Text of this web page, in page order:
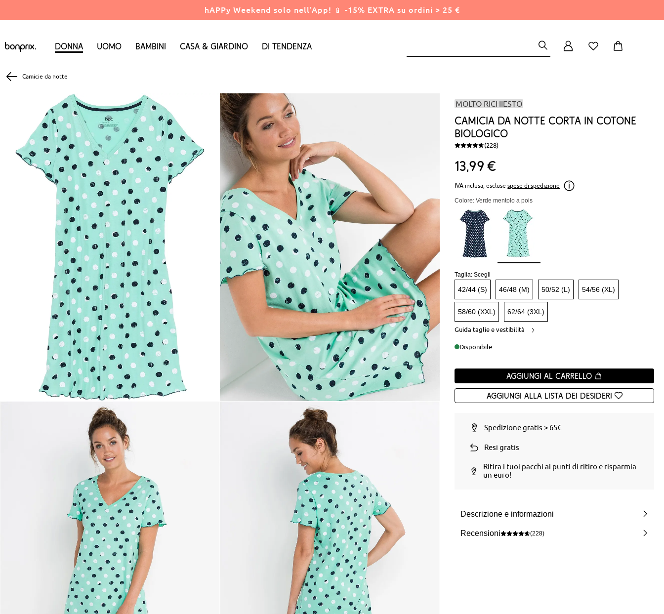
hAPPy Weekend solo nell'App! 📱 -15% EXTRA su ordini > 25 €
Donna Uomo Bambini Casa & Giardino Di tendenza
Camicie da notte
MOLTO RICHIESTO
Camicia da notte corta in cotone
biologico
(228)
13 99 €
IVA inclusa, escluse spese di spedizione
Colore: Verde mentolo a pois
Taglia:Scegli
42/44 (S) 46/48 (M) 50/52 (L) 54/56 (XL)
58/60 (XXL) 62/64 (3XL)
Guida taglie e vestibilità
Disponibile
Aggiungi al carrello
Aggiungi alla Lista dei desideri
Spedizione gratis > 65€
Resi gratis
Ritira i tuoi pacchi ai punti di ritiro e risparmia
un euro!
Descrizione e informazioni
Recensioni (228)